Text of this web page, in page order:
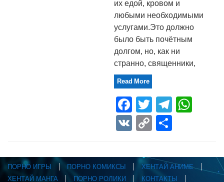
их едой, кровом и
любыми необходимыми
услугами.Это должно
было быть почётным
долгом, но, как ни
странно, священники,
Read More
Facebook
Twitter
VK Copy
ПОРНО ИГРЫ ПОРНО КОМИКСЫ
ХЕНТАЙ АНИМЕ
ХЕНТАЙ МАНГА
ПОРНО РОЛИКИ КОНТАКТЫ